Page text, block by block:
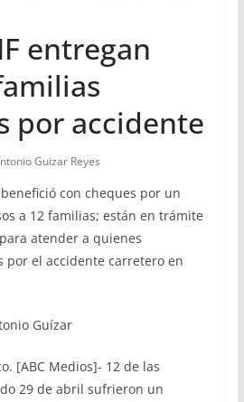
entregan
por accidente
Guizar Reyes
benefició con cheques por un
a 12 familias; están en trámite
atender a quienes
por el accidente carretero en
Guízar
[ABC Medios]- 12 de las
29 de abril sufrieron un